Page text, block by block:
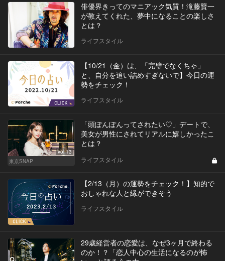
俳優界きってのマニアック気質！滝藤賢一
が教えてくれた、夢中になることの楽しさ
とは？
ライフスタイル
【10/21（金）は、「完璧でなくちゃ」
と、自分を追い詰めすぎないで】今日の運
勢をチェック！
ライフスタイル
Vol.13
東京SNAP
「頭ぽんぽんってされたい♡」デートで、
美女が男性にされてリアルに嬉しかったこ
とは？
ライフスタイル
【2/13（月）の運勢をチェック！】知的で
おしゃれな人と縁ができそう
ライフスタイル
29歳経営者の恋愛は、なぜ3ヶ月で終わる
のか！？「恋人中心の生活になるのが怖